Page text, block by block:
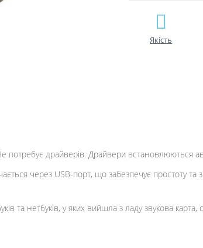
Якість
потребує драйверів. Драйвери встановлюються
через USB-порт, що забезпечує простоту та
та нетбуків, у яких вийшла з ладу звукова